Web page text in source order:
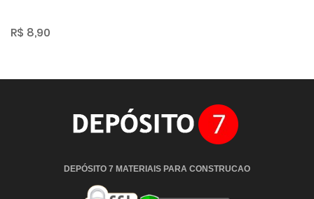
R$ 8,90
DEPÓSITO 7 MATERIAIS PARA CONSTRUCAO